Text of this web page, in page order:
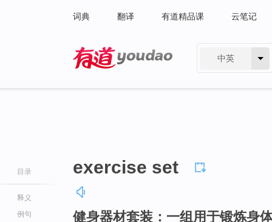
词典 翻译 有道精品课 云笔记
中英
目录
释义
例句
exercise set
健身器材套装：一组用于锻炼身